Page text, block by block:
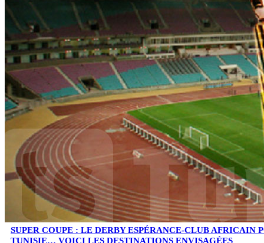
SUPER COUPE : LE DERBY ESPÉRANCE-CLUB AFRICAIN
TUNISIE… VOICI LES DESTINATIONS ENVISAGÉES